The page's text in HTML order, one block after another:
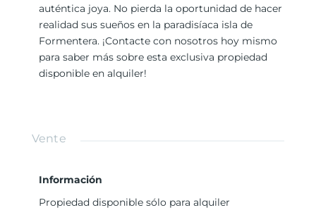
auténtica joya. No pierda la oportunidad de hacer
realidad sus sueños en la paradisíaca isla de
Formentera. ¡Contacte con nosotros hoy mismo
para saber más sobre esta exclusiva propiedad
disponible en alquiler!
Vente
Información
Propiedad disponible sólo para alquiler